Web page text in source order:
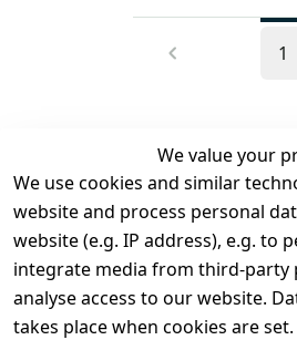
1
We value your
We use cookies and similar
website and process personal
website (e.g. IP address), e.g. to
integrate media from third-party
analyse access to our website.
takes place when cookies are
Legal
Terms and
Conditions
Legal
disclosure
Contact
Register